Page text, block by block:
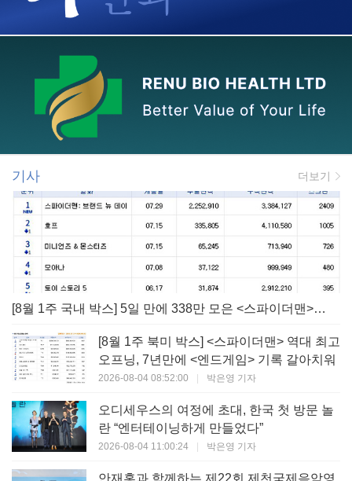
기사 더보기
[8월 1주 국내 박스] 5일 만에 338만 모은 <스파이더맨> 극장가 235% 대반등, <호프>는 400만 돌파
[8월 1주 북미 박스] <스파이더맨> 역대 최고
오프닝, 7년만에 <엔드게임> 기록 갈아치워
2026-08-04 08:52:00 | 박은영 기자
오디세우스의 여정에 초대, 한국 첫 방문 놀
란 “엔터테이닝하게 만들었다”
2026-08-04 11:00:24 | 박은영 기자
안재홍과 함께하는 제22회 제천국제음악영